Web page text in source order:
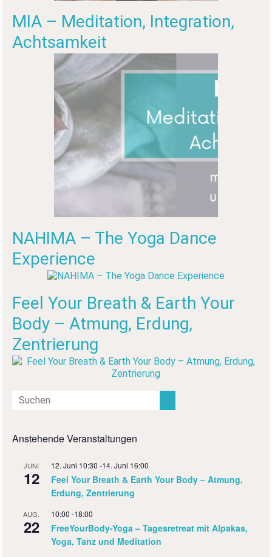
MIA – Meditation, Integration,
Achtsamkeit
NAHIMA – The Yoga Dance
Experience
Feel Your Breath & Earth Your
Body – Atmung, Erdung,
Zentrierung
Anstehende Veranstaltungen
JUNI
12
12. Juni 10:30 -14. Juni 16:00
Feel Your Breath & Earth Your Body – Atmung,
Erdung, Zentrierung
AUG.
22
10:00 -18:00
FreeYourBody-Yoga – Tagesretreat mit Alpakas,
Yoga, Tanz und Meditation